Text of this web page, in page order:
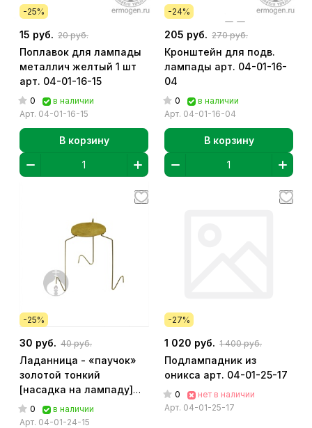
-25%
15 руб. 20 руб.
Поплавок для лампады
металлич желтый 1 шт
арт. 04-01-16-15
0
в наличии
Арт. 04-01-16-15
В корзину
-24%
205 руб. 270 руб.
Кронштейн для подв.
лампады арт. 04-01-16-
04
0
в наличии
Арт. 04-01-16-04
В корзину
-25%
30 руб. 40 руб.
Ладанница - «паучок»
золотой тонкий
[насадка на лампаду]
арт. 04-01-24-15
0
в наличии
Арт. 04-01-24-15
-27%
1 020 руб. 1 400 руб.
Подлампадник из
оникса арт. 04-01-25-17
0
нет в наличии
Арт. 04-01-25-17